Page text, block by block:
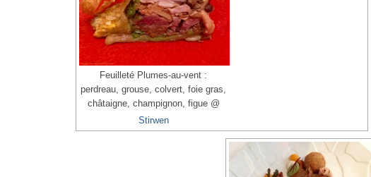
Feuilleté Plumes-au-vent :
perdreau, grouse, colvert, foie gras,
châtaigne, champignon, figue @
Stirwen